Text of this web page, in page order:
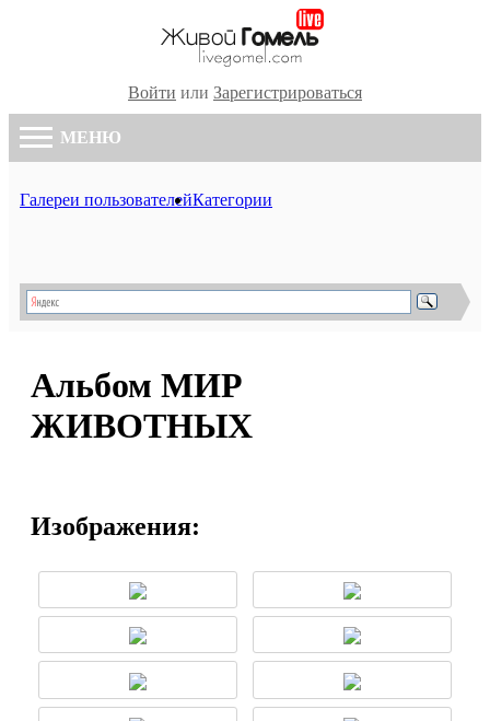
Войти или Зарегистрироваться
МЕНЮ
Галереи пользователейКатегории
Альбом МИР
ЖИВОТНЫХ
Изображения: